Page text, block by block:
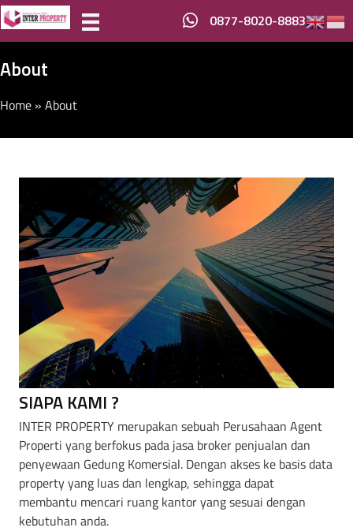
0877-8020-8883
About
Home » About
SIAPA KAMI ?
INTER PROPERTY merupakan sebuah Perusahaan Agent
Properti yang berfokus pada jasa broker penjualan dan
penyewaan Gedung Komersial. Dengan akses ke basis data
property yang luas dan lengkap, sehingga dapat
membantu mencari ruang kantor yang sesuai dengan
kebutuhan anda.